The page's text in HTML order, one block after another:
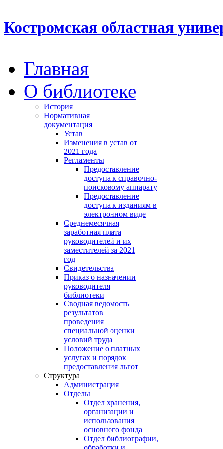
Костромская областная
Главная
О библиотеке
История
Нормативная
документация
Устав
Изменения в устав от
2021 года
Регламенты
Предоставление
доступа к справочно-
поисковому аппарату
Предоставление
доступа к изданиям в
электронном виде
Среднемесячная
заработная плата
руководителей и их
заместителей за 2021
год
Свидетельства
Приказ о назначении
руководителя
библиотеки
Сводная ведомость
результатов
проведения
специальной оценки
условий труда
Положение о платных
услугах и порядок
предоставления льгот
Структура
Администрация
Отделы
Отдел хранения,
организации и
использования
основного фонда
Отдел библиографии,
обработки и